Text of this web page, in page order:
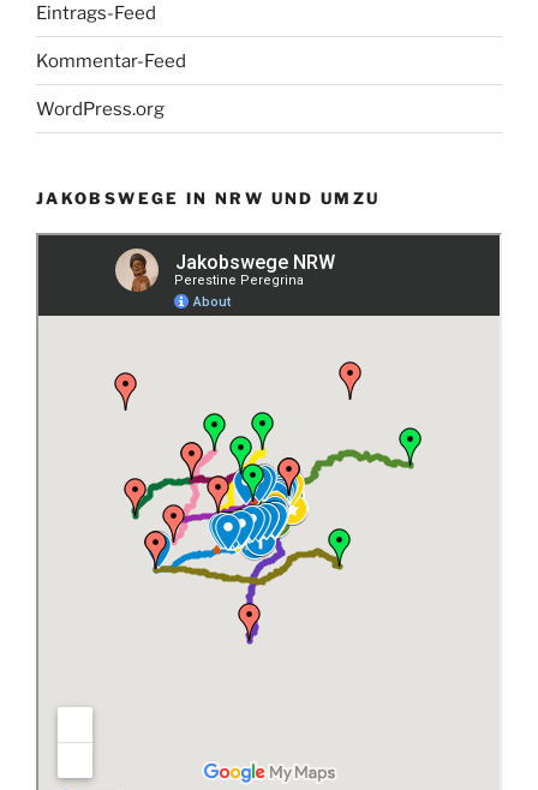
Eintrags-Feed
Kommentar-Feed
WordPress.org
JAKOBSWEGE IN NRW UND UMZU